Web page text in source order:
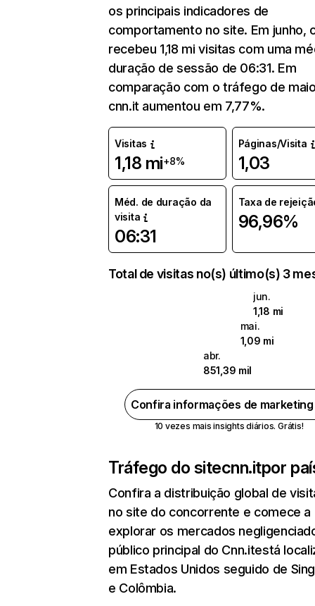
os principais indicadores de
comportamento no site. Em junho,
recebeu 1,18 mi visitas com uma
duração de sessão de 06:31. Em
comparação com o tráfego de
cnn.it aumentou em 7,77%.
Visitas
1,18 mi+8%
Páginas/Visita
1,03
Méd. de duração da
visita
06:31
Taxa de
96,96%
Total de visitas no(s) último(s) 3
jun.
1,18 mi
mai.
1,09 mi
abr.
851,39 mil
Confira informações de
10 vezes mais insights diários. Grátis!
Tráfego do sitecnn.itpor
Confira a distribuição global de
no site do concorrente e comece a
explorar os mercados
público principal do Cnn.itestá
em Estados Unidos seguido de
e Colômbia.